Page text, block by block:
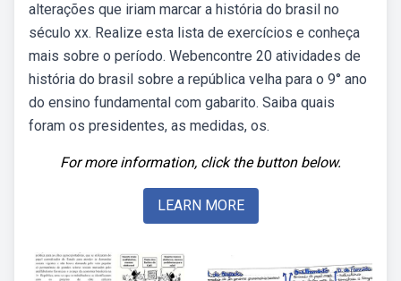
alterações que iriam marcar a história do brasil no
século xx. Realize esta lista de exercícios e conheça
mais sobre o período. Webencontre 20 atividades de
história do brasil sobre a república velha para o 9° ano
do ensino fundamental com gabarito. Saiba quais
foram os presidentes, as medidas, os.
For more information, click the button below.
LEARN MORE